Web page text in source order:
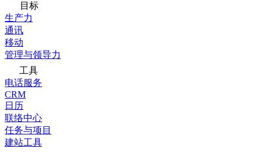
目标
生产力
通讯
移动
管理与领导力
工具
电话服务
CRM
日历
联络中心
任务与项目
建站工具